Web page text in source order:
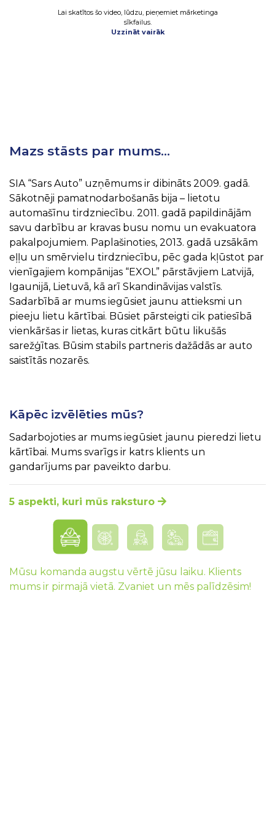
Lai skatītos šo video, lūdzu, pieņemiet mārketinga
sīkfailus.
Uzzināt vairāk
Mazs stāsts par mums…
SIA “Sars Auto” uzņēmums ir dibināts 2009. gadā.
Sākotnēji pamatnodarbošanās bija – lietotu
automašīnu tirdzniecību. 2011. gadā papildinājām
savu darbību ar kravas busu nomu un evakuatora
pakalpojumiem. Paplašinoties, 2013. gadā uzsākām
eļļu un smērvielu tirdzniecību, pēc gada kļūstot par
vienīgajiem kompānijas “EXOL” pārstāvjiem Latvijā,
Igaunijā, Lietuvā, kā arī Skandināvijas valstīs.
Sadarbībā ar mums iegūsiet jaunu attieksmi un
pieeju lietu kārtībai. Būsiet pārsteigti cik patiesībā
vienkāršas ir lietas, kuras citkārt būtu likušās
sarežģītas. Būsim stabils partneris dažādās ar auto
saistītās nozarēs.
Kāpēc izvēlēties mūs?
Sadarbojoties ar mums iegūsiet jaunu pieredzi lietu
kārtībai. Mums svarīgs ir katrs klients un
gandarījums par paveikto darbu.
5 aspekti, kuri mūs raksturo
Mūsu komanda augstu vērtē jūsu laiku. Klients
mums ir pirmajā vietā. Zvaniet un mēs palīdzēsim!